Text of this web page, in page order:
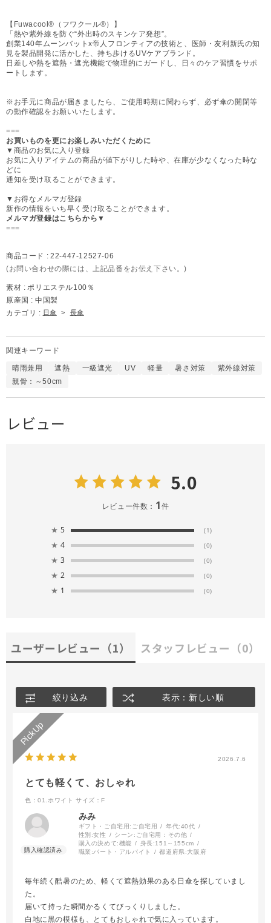
【Fuwacool®（フワクール®）】
「熱や紫外線を防ぐ“外出時のスキンケア発想”。
創業140年ムーンバットx帝人フロンティアの技術と、医師・友利新氏の知
見を製品開発に活かした、持ち歩けるUVケアブランド。
日差しや熱を遮熱・遮光機能で物理的にガードし、日々のケア習慣をサポ
ートします。
※お手元に商品が届きましたら、ご使用時期に関わらず、必ず傘の開閉等
の動作確認をお願いいたします。
===
お買いものを更にお楽しみいただくために
▼商品のお気に入り登録
お気に入りアイテムの商品が値下がりした時や、在庫が少なくなった時な
どに
通知を受け取ることができます。
▼お得なメルマガ登録
新作の情報をいち早く受け取ることができます。
メルマガ登録はこちらから▼
===
商品コード : 22-447-12527-06
(お問い合わせの際には、上記品番をお伝え下さい。)
素材 : ポリエステル100％
原産国 : 中国製
カテゴリ : 日傘 > 長傘
関連キーワード
晴雨兼用 遮熱 一級遮光 UV 軽量 暑さ対策
紫外線対策
親骨：～50cm
レビュー
5.0
レビュー件数： 1件
★ 5 (1)
★ 4 (0)
★ 3 (0)
★ 2 (0)
★ 1 (0)
ユーザーレビュー （1） スタッフレビュー （0）
絞り込み 表示：新しい順
2026.7.6
とても軽くて、おしゃれ
色：01.ホワイト サイズ：F
みみ
ギフト・ご自宅用: ご自宅用 年代:40代
性別:女性 シーン: ご自宅用：その他
購入の決めて:機能 身長:151～155cm
職業:パート・アルバイト 都道府県:大阪府
毎年続く酷暑のため、軽くて遮熱効果のある日傘を探していまし
た。
届いて持った瞬間かるくてびっくりしました。
白地に黒の模様も、とてもおしゃれで気に入っています。